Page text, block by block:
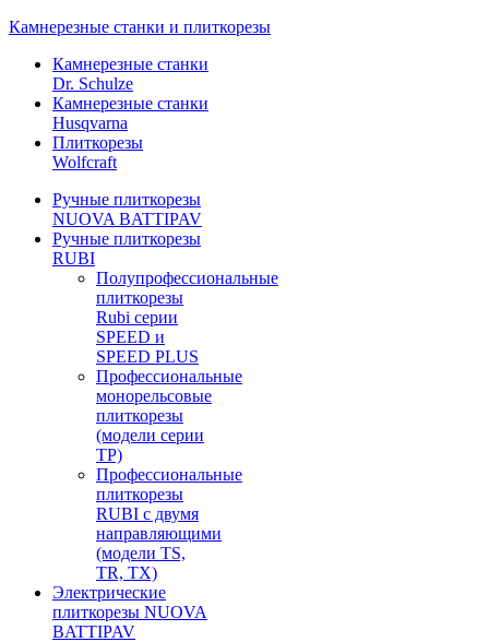
Камнерезные станки и плиткорезы
Камнерезные станки
Dr. Schulze
Камнерезные станки
Husqvarna
Плиткорезы
Wolfcraft
Ручные плиткорезы
NUOVA BATTIPAV
Ручные плиткорезы
RUBI
Полупрофессиональные
плиткорезы
Rubi серии
SPEED и
SPEED PLUS
Профессиональные
монорельсовые
плиткорезы
(модели серии
TP)
Профессиональные
плиткорезы
RUBI с двумя
направляющими
(модели TS,
TR, TX)
Электрические
плиткорезы NUOVA
BATTIPAV